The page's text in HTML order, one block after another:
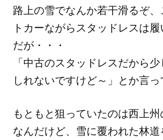
路上の雪でなんか若干滑るぞ
トカーながらスタッドレスは
だが・・・
「中古のスタッドレスだから
しれないですけど～」とか言っ
もともと狙っていたのは西上
なんだけど、雪に覆われた林